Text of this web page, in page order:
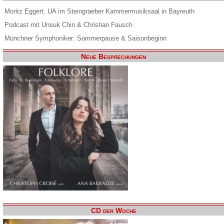
Moritz Eggert. UA im Steingraeber Kammermusiksaal in Bayreuth
Podcast mit Unsuk Chin & Christian Fausch
Münchner Symphoniker: Sommerpause & Saisonbeginn
Neue Besprechungen
CD der Woche